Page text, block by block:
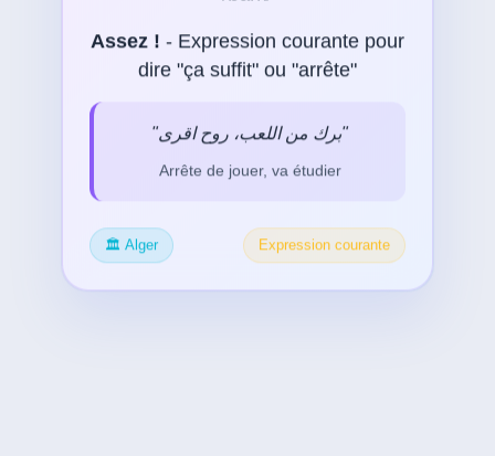
Assez ! - Expression courante pour
dire "ça suffit" ou "arrête"
"برك من اللعب، روح اقرى"
Arrête de jouer, va étudier
🏛️ Alger Expression courante